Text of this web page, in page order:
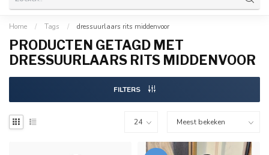
Home / Tags / dressuurlaars rits middenvoor
PRODUCTEN GETAGD MET
DRESSUURLAARS RITS MIDDENVOOR
FILTERS